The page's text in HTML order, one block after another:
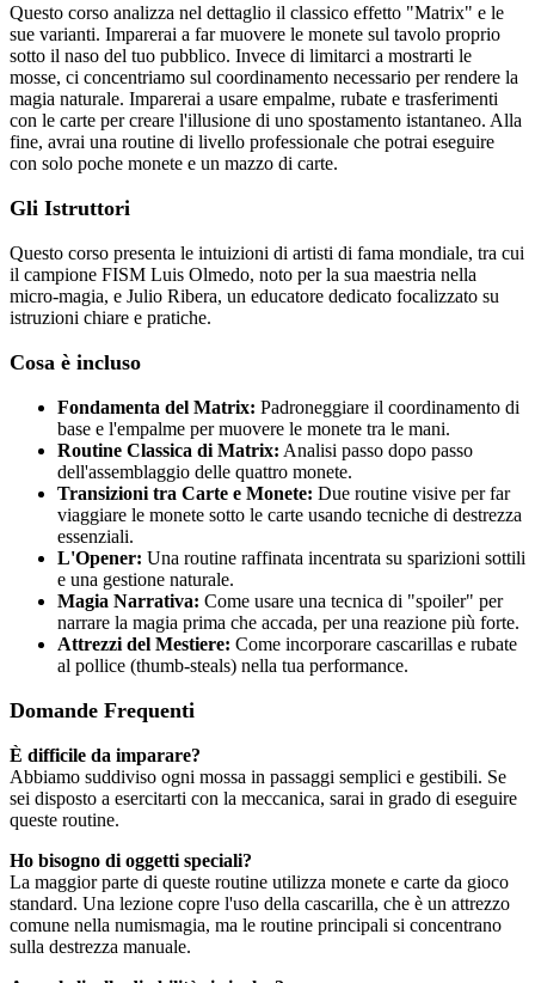
Questo corso analizza nel dettaglio il classico effetto "Matrix" e le
sue varianti. Imparerai a far muovere le monete sul tavolo proprio
sotto il naso del tuo pubblico. Invece di limitarci a mostrarti le
mosse, ci concentriamo sul coordinamento necessario per rendere la
magia naturale. Imparerai a usare empalme, rubate e trasferimenti
con le carte per creare l'illusione di uno spostamento istantaneo. Alla
fine, avrai una routine di livello professionale che potrai eseguire
con solo poche monete e un mazzo di carte.
Gli Istruttori
Questo corso presenta le intuizioni di artisti di fama mondiale, tra cui
il campione FISM Luis Olmedo, noto per la sua maestria nella
micro-magia, e Julio Ribera, un educatore dedicato focalizzato su
istruzioni chiare e pratiche.
Cosa è incluso
Fondamenta del Matrix: Padroneggiare il coordinamento di
base e l'empalme per muovere le monete tra le mani.
Routine Classica di Matrix: Analisi passo dopo passo
dell'assemblaggio delle quattro monete.
Transizioni tra Carte e Monete: Due routine visive per far
viaggiare le monete sotto le carte usando tecniche di destrezza
essenziali.
L'Opener: Una routine raffinata incentrata su sparizioni sottili
e una gestione naturale.
Magia Narrativa: Come usare una tecnica di "spoiler" per
narrare la magia prima che accada, per una reazione più forte.
Attrezzi del Mestiere: Come incorporare cascarillas e rubate
al pollice (thumb-steals) nella tua performance.
Domande Frequenti
È difficile da imparare?
Abbiamo suddiviso ogni mossa in passaggi semplici e gestibili. Se
sei disposto a esercitarti con la meccanica, sarai in grado di eseguire
queste routine.
Ho bisogno di oggetti speciali?
La maggior parte di queste routine utilizza monete e carte da gioco
standard. Una lezione copre l'uso della cascarilla, che è un attrezzo
comune nella numismagia, ma le routine principali si concentrano
sulla destrezza manuale.